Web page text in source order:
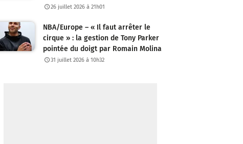
26 juillet 2026 à 21h01
NBA/Europe – « Il faut arrêter le
cirque » : la gestion de Tony Parker
pointée du doigt par Romain Molina
31 juillet 2026 à 10h32